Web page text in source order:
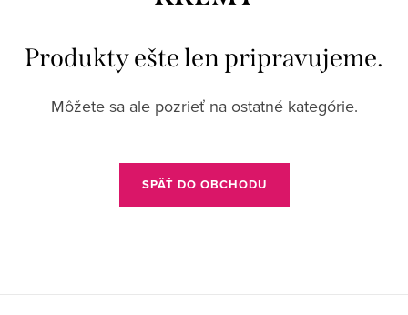
Produkty ešte len pripravujeme.
Môžete sa ale pozrieť na ostatné kategórie.
SPÄŤ DO OBCHODU